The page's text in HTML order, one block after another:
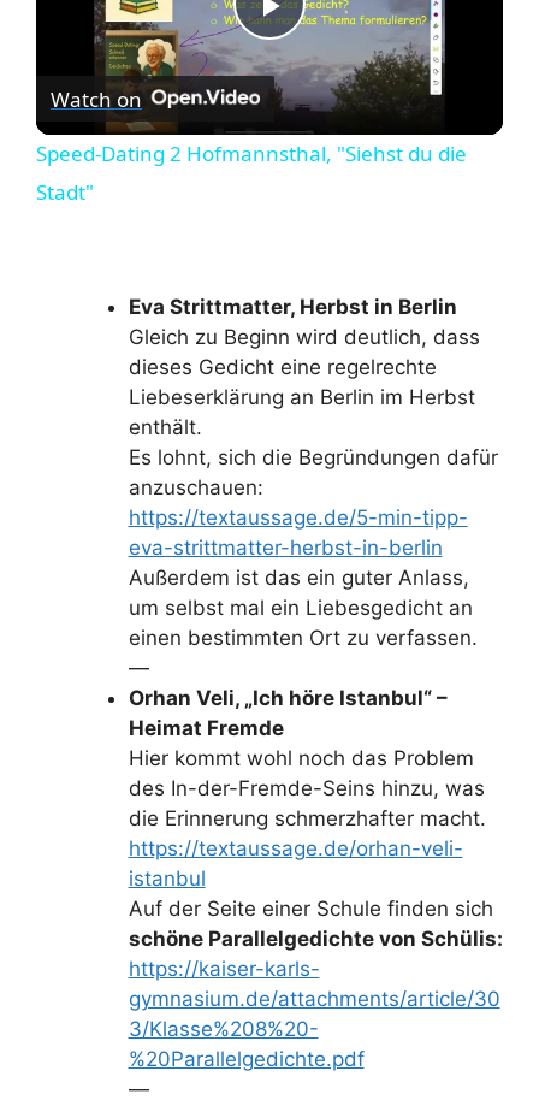
P
V
i
d
e
o
Watch on
Speed-Dating 2 Hofmannsthal, "Siehst du die
Stadt"
Eva Strittmatter, Herbst in Berlin
Gleich zu Beginn wird deutlich, dass
dieses Gedicht eine regelrechte
Liebeserklärung an Berlin im Herbst
enthält.
Es lohnt, sich die Begründungen dafür
anzuschauen:
https://textaussage.de/5-min-tipp-
eva-strittmatter-herbst-in-berlin
Außerdem ist das ein guter Anlass,
um selbst mal ein Liebesgedicht an
einen bestimmten Ort zu verfassen.
—
Orhan Veli, „Ich höre Istanbul“ –
Heimat Fremde
Hier kommt wohl noch das Problem
des In-der-Fremde-Seins hinzu, was
die Erinnerung schmerzhafter macht.
https://textaussage.de/orhan-veli-
istanbul
Auf der Seite einer Schule finden sich
schöne Parallelgedichte von Schülis:
https://kaiser-karls-
gymnasium.de/attachments/article/30
3/Klasse%208%20-
%20Parallelgedichte.pdf
—